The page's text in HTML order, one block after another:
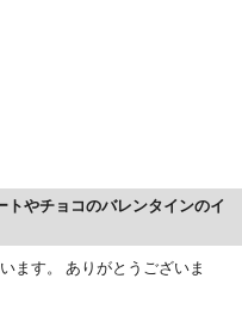
トやチョコのバレンタインのイ
ます。 ありがとうございま